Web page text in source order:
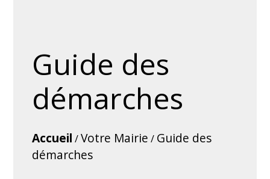
Guide des
démarches
Accueil /Votre Mairie / Guide des
démarches